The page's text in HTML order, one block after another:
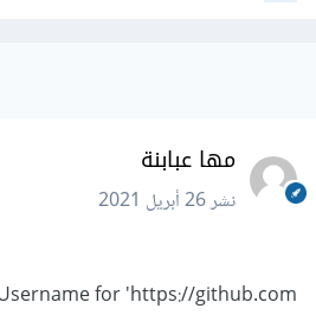
مها عبابنة
نشر26 أبريل 2021
Username for 'https://github.com':